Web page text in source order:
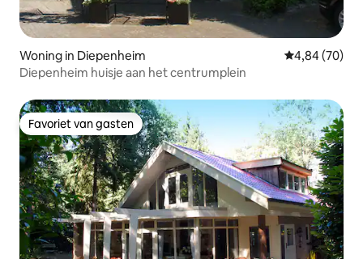
Woning in Diepenheim Gemiddelde
4,84 (70)
Diepenheim huisje aan het centrumplein
Favoriet van gasten
Favoriet van gasten